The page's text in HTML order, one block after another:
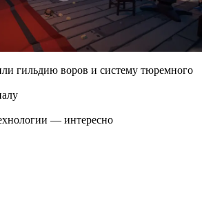
гильдию воров и систему тюремного
— интересно